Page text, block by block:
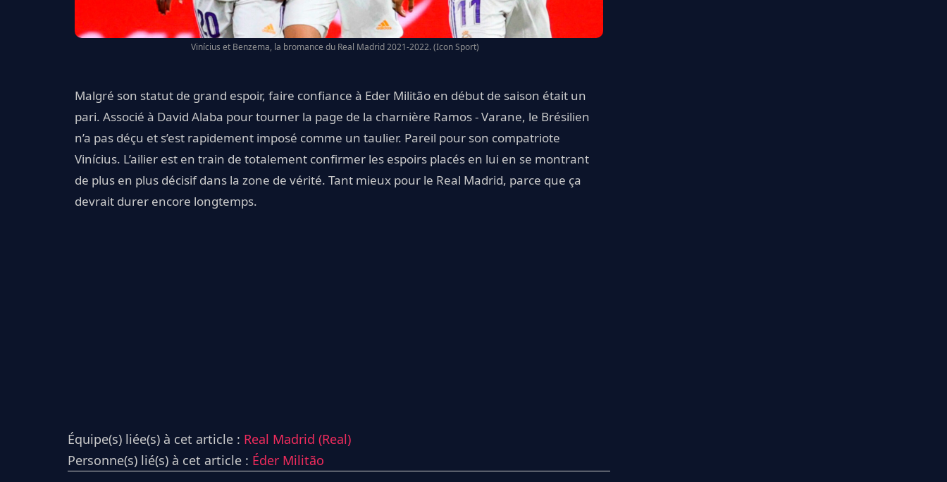
Vinícius et Benzema, la bromance du Real Madrid 2021-2022. (Icon Sport)
Malgré son statut de grand espoir, faire confiance à Eder Militão en début de saison était un
pari. Associé à David Alaba pour tourner la page de la charnière Ramos - Varane, le Brésilien
n’a pas déçu et s’est rapidement imposé comme un taulier. Pareil pour son compatriote
Vinícius. L’ailier est en train de totalement confirmer les espoirs placés en lui en se montrant
de plus en plus décisif dans la zone de vérité. Tant mieux pour le Real Madrid, parce que ça
devrait durer encore longtemps.
Équipe(s) liée(s) à cet article : Real Madrid (Real)
Personne(s) lié(s) à cet article : Éder Militão